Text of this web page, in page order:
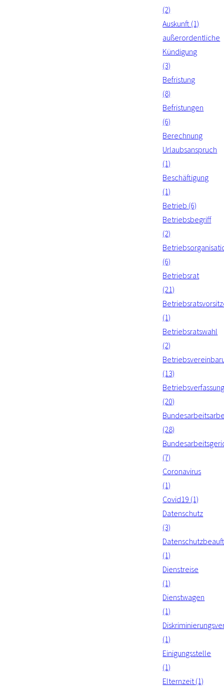
(2)
Auskunft (1)
außerordentliche
Kündigung
(3)
Befristung
(8)
Befristungen
(6)
Berechnung
Urlaubsanspruch
(1)
Beschäftigung
(1)
Betrieb (6)
Betriebsbegriff
(2)
(6)
Betriebsrat
(21)
(1)
Betriebsratswahl
(2)
(13)
(20)
(28)
(7)
Coronavirus
(1)
Covid19 (1)
Datenschutz
(3)
(1)
Dienstreise
(1)
Dienstwagen
(1)
(1)
Einigungsstelle
(1)
Elternzeit (1)